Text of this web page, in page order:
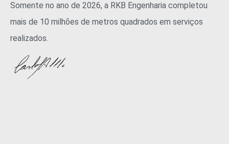
Somente no ano de 2026, a RKB Engenharia completou
mais de 10 milhões de metros quadrados em serviços
realizados.